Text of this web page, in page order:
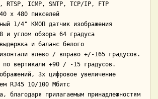
RTSP, ICMP, SNTP, TCP/IP, FTP
x 480 пикселей
1/4" КМОП датчик изображения
и углом обзора 64 градуса
и баланс белого
влево / вправо +/-165 градусов.
по вертикали +90 / -15 градусов.
3x цифровое увеличение
RJ45 10/100 Мбитс
благодаря прилагаемым принадлежностям